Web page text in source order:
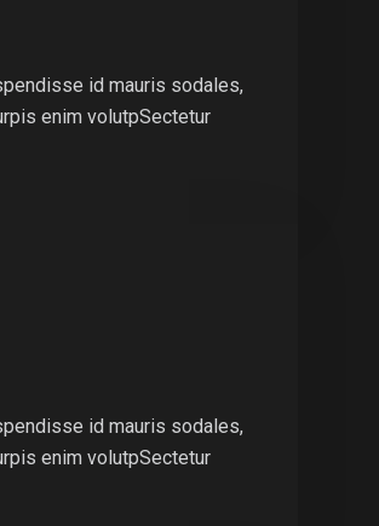
id mauris sodales,
enim volutpSectetur
id mauris sodales,
enim volutpSectetur